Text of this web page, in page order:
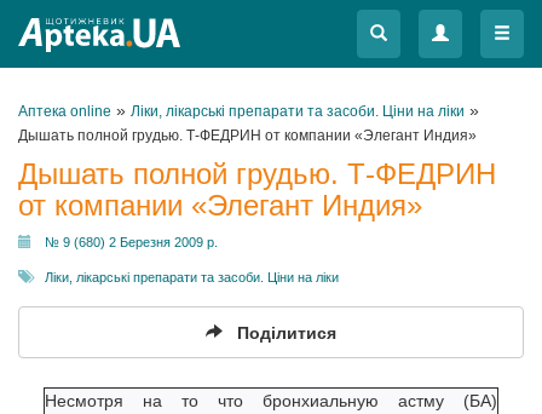
Меню
Меню
Аптека online » Ліки, лікарські препарати та засоби. Ціни на ліки »
Дышать полной грудью. Т-ФЕДРИН от компании «Элегант Индия»
Дышать полной грудью. Т-ФЕДРИН
от компании «Элегант Индия»
№ 9 (680) 2 Березня 2009 р.
Ліки, лікарські препарати та засоби. Ціни на ліки
Поділитися
Несмотря на то что бронхиальную астму (БА)